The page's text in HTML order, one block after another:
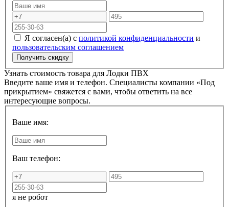
Я согласен(а) с политикой конфиденциальности и
пользовательским соглашением
Узнать стоимость товара для Лодки ПВХ
Введите ваше имя и телефон. Специалисты компании «Под
прикрытием» свяжется с вами, чтобы ответить на все
интересующие вопросы.
Ваше имя:
Ваш телефон:
я не робот